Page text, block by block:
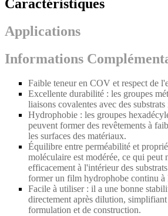
Caractéristiques
Applications
Informations
Faible teneur en COV et respect de
Excellente durabilité : les groupes
liaisons covalentes avec des
Hydrophobie : les groupes
peuvent former des revêtements à
les surfaces des matériaux.
Équilibre entre perméabilité et
moléculaire est modérée, ce qui peut
efficacement à l'intérieur des
former un film hydrophobe continu à
Facile à utiliser : il a une bonne
directement après dilution,
formulation et de construction.